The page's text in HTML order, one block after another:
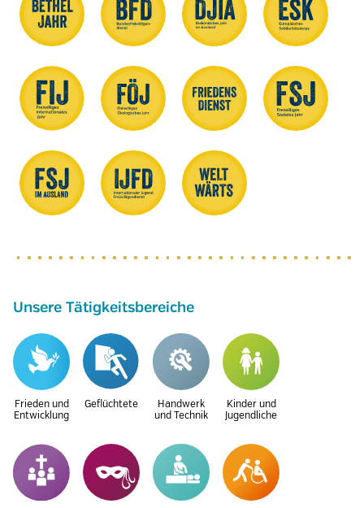
Unsere Tätigkeitsbereiche
Frieden und
Entwicklung
Geflüchtete
Handwerk
und Technik
Kinder und
Jugendliche